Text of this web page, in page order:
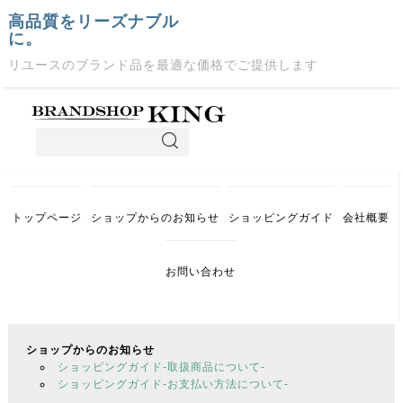
高品質をリーズナブル
に。
リユースのブランド品を最適な価格でご提供します
トップページ ショップからのお知らせ ショッピングガイド 会社概要
お問い合わせ
ショップからのお知らせ
ショッピングガイド-取扱商品について-
ショッピングガイド-お支払い方法について-